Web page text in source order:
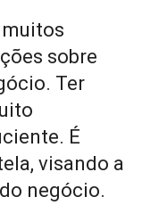
muitos
sobre
Ter
É
visando a
negócio.